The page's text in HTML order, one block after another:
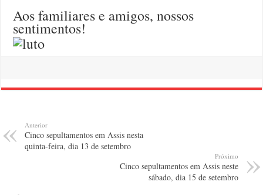
Aos familiares e amigos, nossos
sentimentos!
Anterior
Cinco sepultamentos em Assis nesta
quinta-feira, dia 13 de setembro
Próximo
Cinco sepultamentos em Assis neste
sábado, dia 15 de setembro